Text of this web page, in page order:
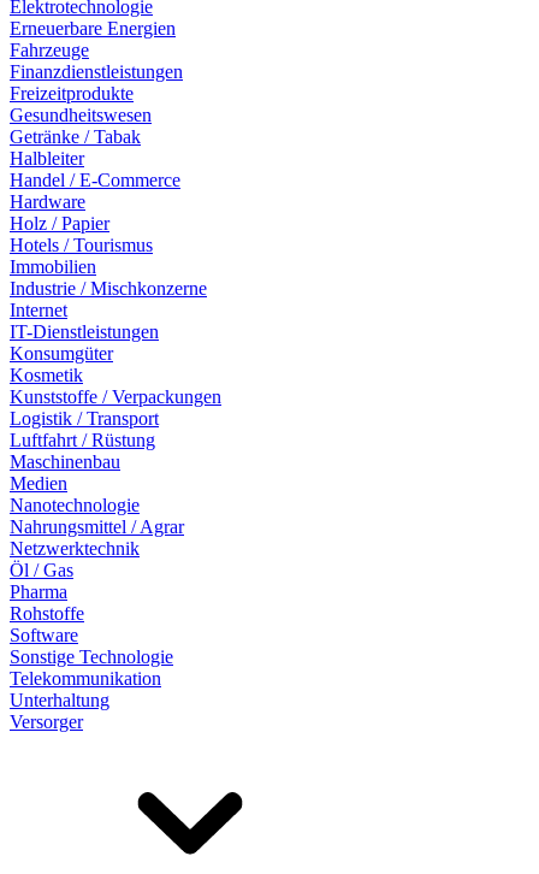
Elektrotechnologie
Erneuerbare Energien
Fahrzeuge
Finanzdienstleistungen
Freizeitprodukte
Gesundheitswesen
Getränke / Tabak
Halbleiter
Handel / E-Commerce
Hardware
Holz / Papier
Hotels / Tourismus
Immobilien
Industrie / Mischkonzerne
Internet
IT-Dienstleistungen
Konsumgüter
Kosmetik
Kunststoffe / Verpackungen
Logistik / Transport
Luftfahrt / Rüstung
Maschinenbau
Medien
Nanotechnologie
Nahrungsmittel / Agrar
Netzwerktechnik
Öl / Gas
Pharma
Rohstoffe
Software
Sonstige Technologie
Telekommunikation
Unterhaltung
Versorger